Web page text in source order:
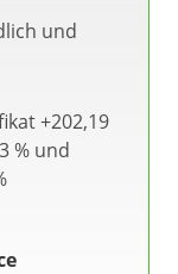
und
+202,19
% und